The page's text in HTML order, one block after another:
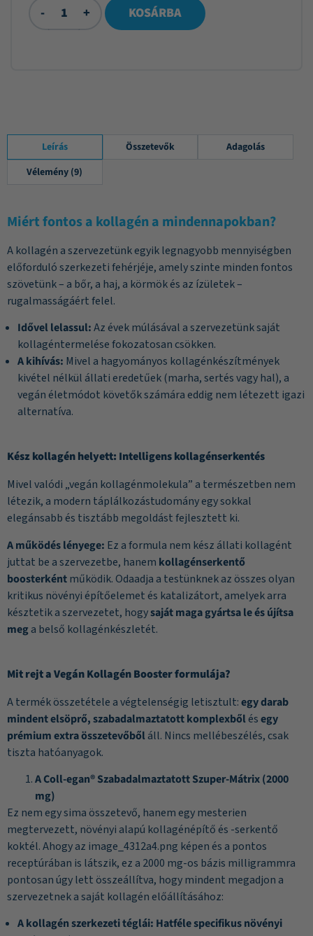
- + KOSÁRBA
Leírás Összetevők
Adagolás
Vélemény (9)
Miért fontos a kollagén a mindennapokban?
A kollagén a szervezetünk egyik legnagyobb mennyiségben
előforduló szerkezeti fehérjéje, amely szinte minden fontos
szövetünk – a bőr, a haj, a körmök és az ízületek –
rugalmasságáért felel.
Idővel lelassul:Az évek múlásával a szervezetünk saját
kollagéntermelése fokozatosan csökken.
A kihívás: Mivel a hagyományos kollagénkészítmények
kivétel nélkül állati eredetűek (marha, sertés vagy hal), a
vegán életmódot követők számára eddig nem létezett igazi
alternatíva.
Kész kollagén helyett: Intelligens kollagénserkentés
Mivel valódi „vegán kollagénmolekula” a természetben nem
létezik, a modern táplálkozástudomány egy sokkal
elegánsabb és tisztább megoldást fejlesztett ki.
A működés lényege: Ez a formula nem kész állati kollagént
juttat be a szervezetbe, hanem kollagénserkentő
boosterkéntműködik. Odaadja a testünknek az összes olyan
kritikus növényi építőelemet és katalizátort, amelyek arra
késztetik a szervezetet, hogysaját maga gyártsa le és újítsa
mega belső kollagénkészletét.
Mit rejt a Vegán Kollagén Booster formulája?
A termék összetétele a végtelenségig letisztult:egy darab
mindent elsöprő, szabadalmaztatott komplexbőlésegy
prémium extra összetevőbőláll. Nincs mellébeszélés, csak
tiszta hatóanyagok.
A Coll-egan® Szabadalmaztatott Szuper-Mátrix (2000
mg)
Ez nem egy sima összetevő, hanem egy mesterien
megtervezett, növényi alapú kollagénépítő és -serkentő
koktél. Ahogy az image_4312a4.png képen és a pontos
receptúrában is látszik, ez a 2000 mg-os bázis milligrammra
pontosan úgy lett összeállítva, hogy mindent megadjon a
szervezetnek a saját kollagén előállításához:
A kollagén szerkezeti téglái: Hatféle specifikus növényi